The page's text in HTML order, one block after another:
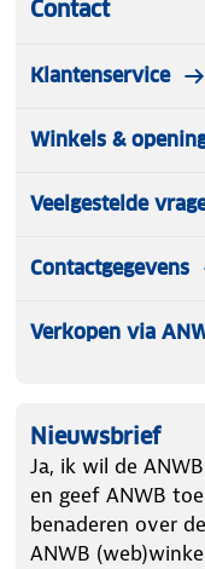
Contact
Klantenservice
Winkels &
Veelgestelde
Contactgegevens
Verkopen via
Nieuwsbrief
Ja, ik wil de
en geef ANWB
benaderen over
ANWB